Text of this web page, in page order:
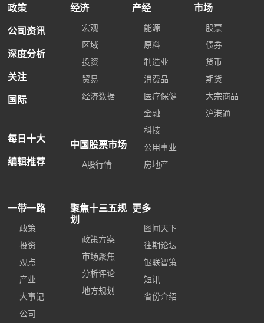
政策
公司资讯
深度分析
关注
国际
每日十大
编辑推荐
经济
宏观
区域
投资
贸易
经济数据
中国股票市场
A股行情
产经
能源
原料
制造业
消费品
医疗保健
金融
科技
公用事业
房地产
市场
股票
债券
货币
期货
大宗商品
沪港通
一带一路
政策
投资
观点
产业
大事记
公司
聚焦十三五规
划
政策方案
市场聚焦
分析评论
地方规划
更多
图闻天下
往期论坛
银联智策
短讯
省份介绍